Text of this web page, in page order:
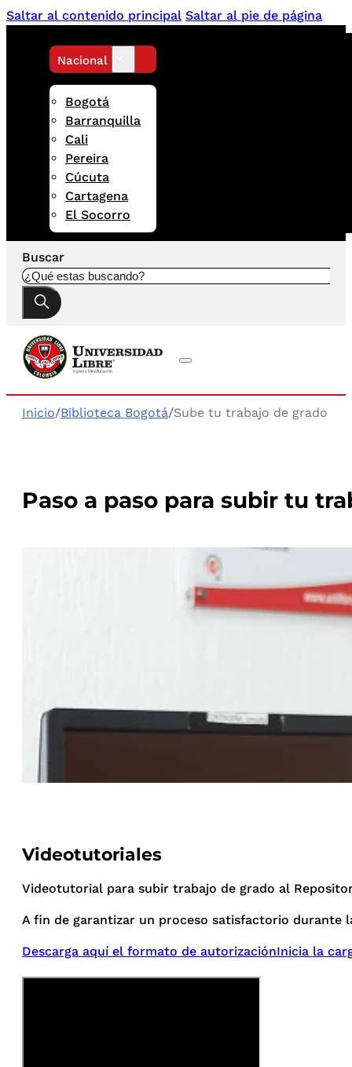
Saltar al contenido principal Saltar al pie de página
Nacional
Bogotá
Barranquilla
Cali
Pereira
Cúcuta
Cartagena
El Socorro
Buscar
Inicio/Biblioteca Bogotá/Sube tu trabajo de grado
Paso a paso para subir tu
Videotutoriales
Videotutorial para subir trabajo de grado al
A fin de garantizar un proceso satisfactorio durante
Descarga aquí el formato de autorizaciónInicia la